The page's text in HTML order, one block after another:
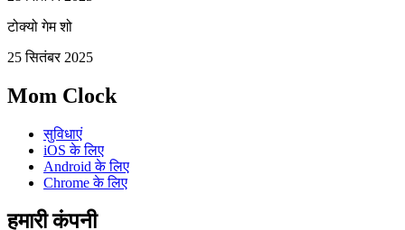
टोक्यो गेम शो
25 सितंबर 2025
Mom Clock
सुविधाएं
iOS के लिए
Android के लिए
Chrome के लिए
हमारी कंपनी